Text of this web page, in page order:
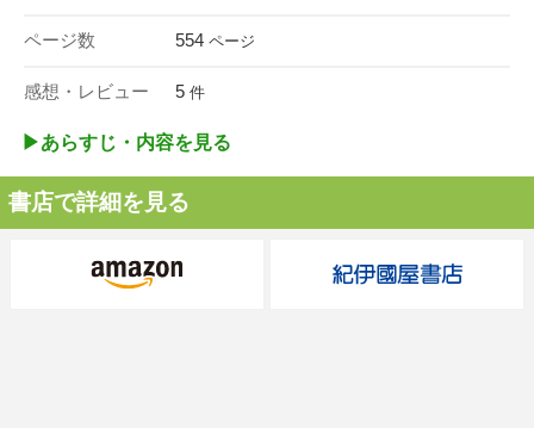
ページ数 554 ページ
感想・レビュー 5 件
▶︎あらすじ・内容を見る
書店で詳細を見る